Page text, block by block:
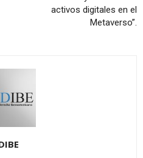
activos digitales en el
Metaverso”.